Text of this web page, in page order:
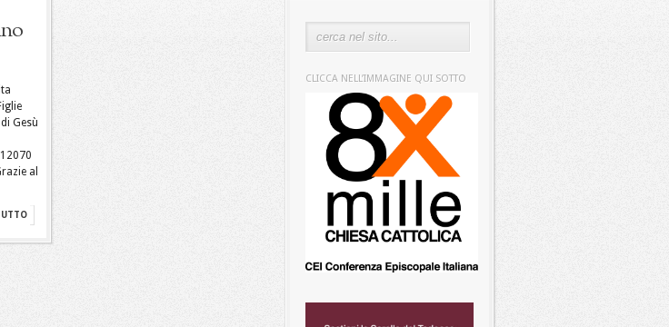
Gesù
al
CLICCA NELL’IMMAGINE QUI SOTTO